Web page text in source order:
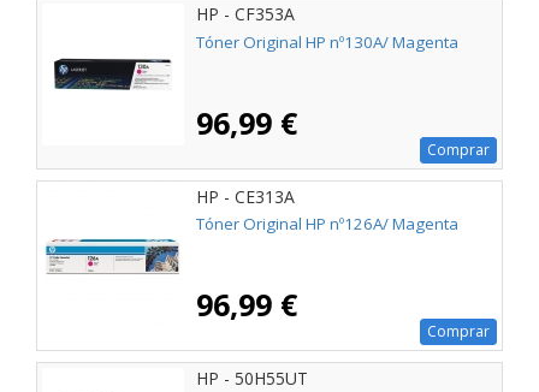
HP - CF353A
Tóner Original HP nº130A/ Magenta
96,99 €
Comprar
HP - CE313A
Tóner Original HP nº126A/ Magenta
96,99 €
Comprar
HP - 50H55UT